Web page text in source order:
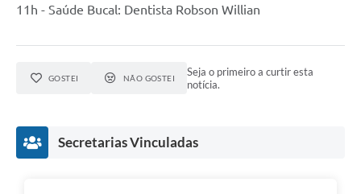
11h - Saúde Bucal: Dentista Robson Willian
GOSTEI NÃO GOSTEI
Seja o primeiro a curtir esta
notícia.
Secretarias Vinculadas